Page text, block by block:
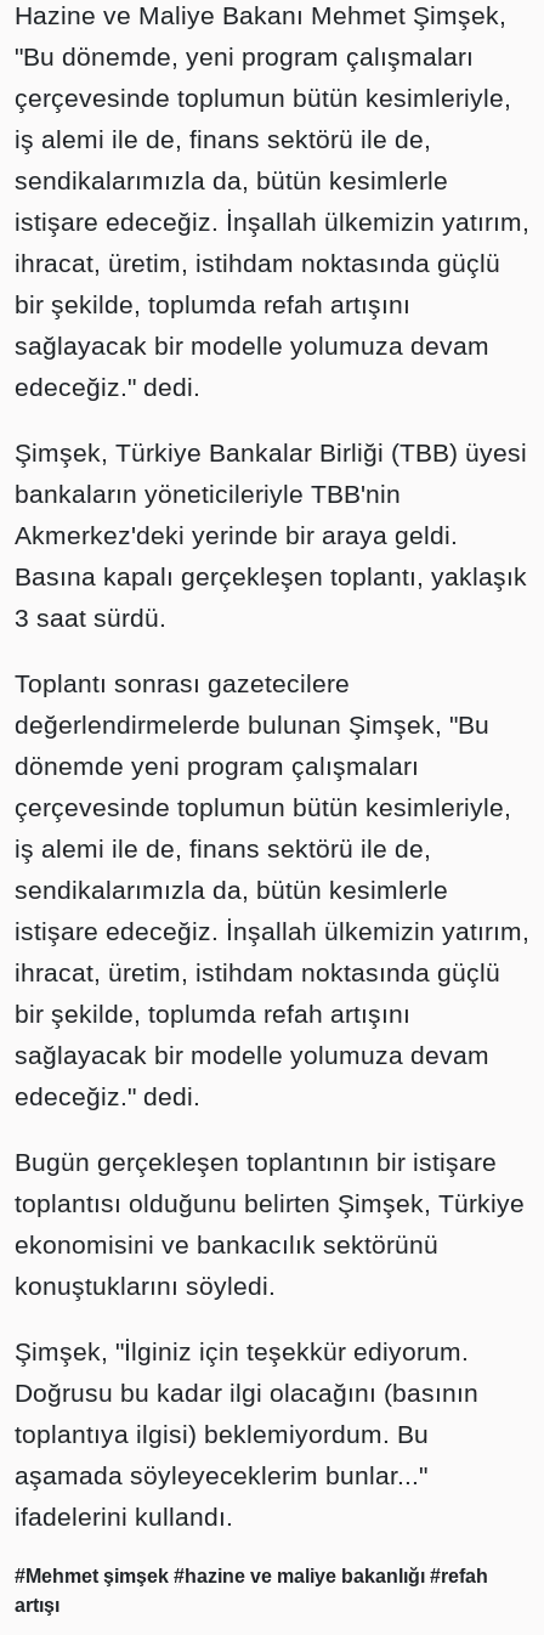
Hazine ve Maliye Bakanı Mehmet Şimşek,
"Bu dönemde, yeni program çalışmaları
çerçevesinde toplumun bütün kesimleriyle,
iş alemi ile de, finans sektörü ile de,
sendikalarımızla da, bütün kesimlerle
istişare edeceğiz. İnşallah ülkemizin yatırım,
ihracat, üretim, istihdam noktasında güçlü
bir şekilde, toplumda refah artışını
sağlayacak bir modelle yolumuza devam
edeceğiz." dedi.
Şimşek, Türkiye Bankalar Birliği (TBB) üyesi
bankaların yöneticileriyle TBB'nin
Akmerkez'deki yerinde bir araya geldi.
Basına kapalı gerçekleşen toplantı, yaklaşık
3 saat sürdü.
Toplantı sonrası gazetecilere
değerlendirmelerde bulunan Şimşek, "Bu
dönemde yeni program çalışmaları
çerçevesinde toplumun bütün kesimleriyle,
iş alemi ile de, finans sektörü ile de,
sendikalarımızla da, bütün kesimlerle
istişare edeceğiz. İnşallah ülkemizin yatırım,
ihracat, üretim, istihdam noktasında güçlü
bir şekilde, toplumda refah artışını
sağlayacak bir modelle yolumuza devam
edeceğiz." dedi.
Bugün gerçekleşen toplantının bir istişare
toplantısı olduğunu belirten Şimşek, Türkiye
ekonomisini ve bankacılık sektörünü
konuştuklarını söyledi.
Şimşek, "İlginiz için teşekkür ediyorum.
Doğrusu bu kadar ilgi olacağını (basının
toplantıya ilgisi) beklemiyordum. Bu
aşamada söyleyeceklerim bunlar..."
ifadelerini kullandı.
#Mehmet şimşek #hazine ve maliye bakanlığı #refah
artışı